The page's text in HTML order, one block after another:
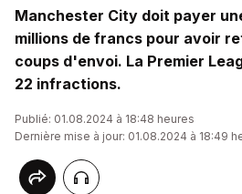
Manchester City doit payer
millions de francs pour avoir
coups d'envoi. La Premier
22 infractions.
Publié: 01.08.2024 à 18:48 heures
Dernière mise à jour: 01.08.2024 à 18:49